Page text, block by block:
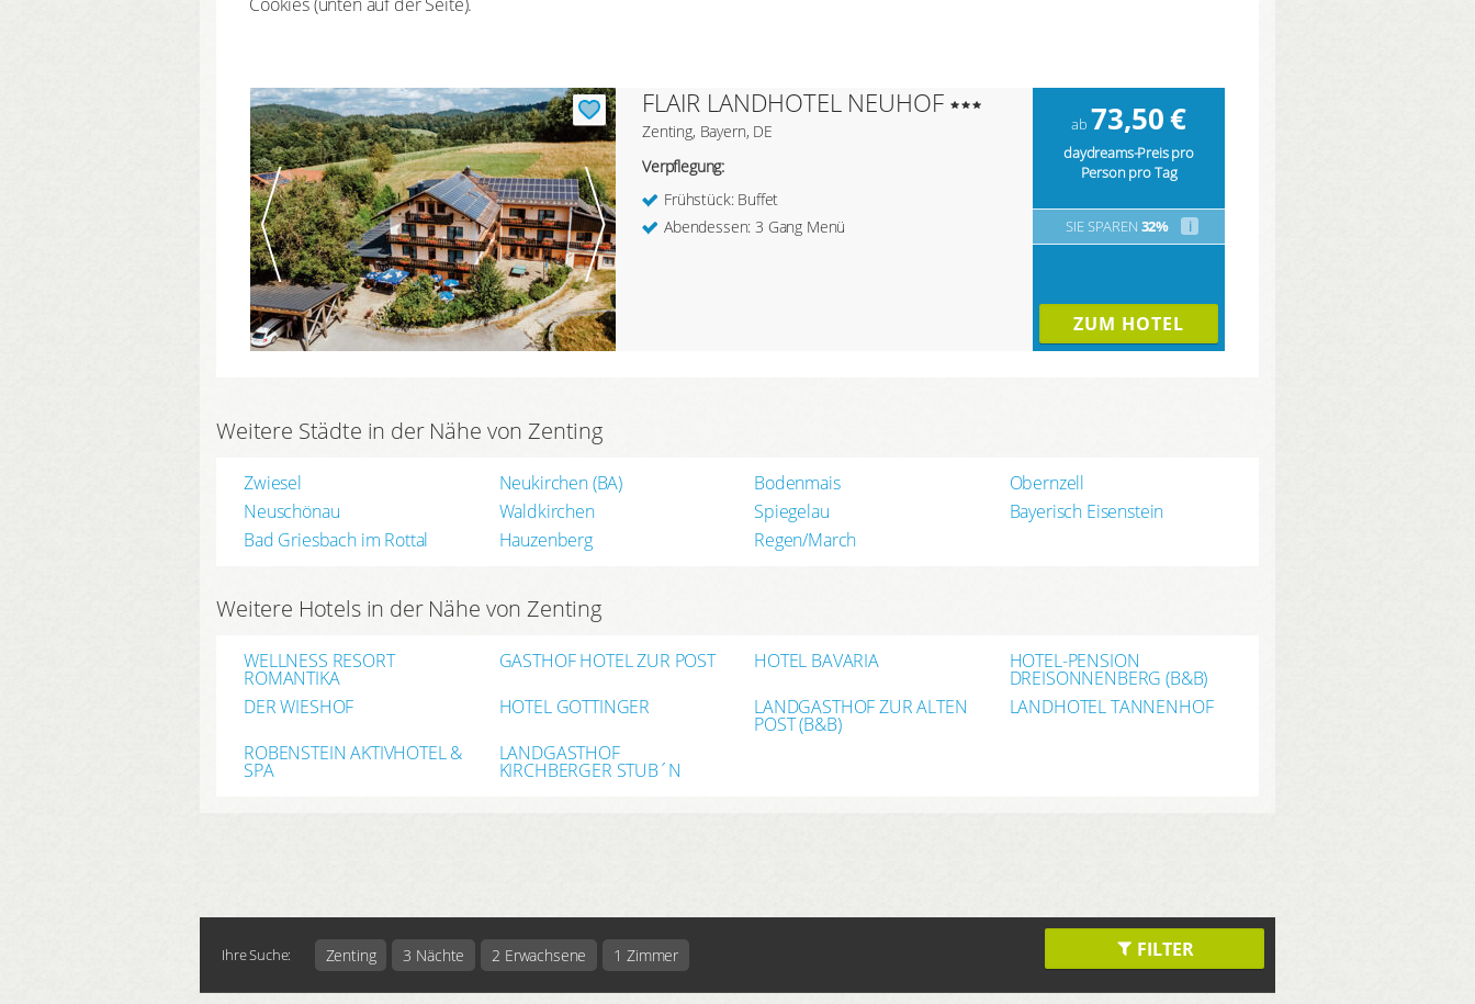
FLAIR LANDHOTEL NEUHOF
Zenting, Bayern, DE
Verpflegung:
Frühstück: Buffet
Abendessen: 3 Gang Menü
ab 73,50€
daydreams-Preis pro
Person pro Tag
SIE SPAREN 32% i
ZUM HOTEL
Weitere Städte in der Nähe von Zenting
Zwiesel Neukirchen (BA) Bodenmais
Obernzell
Neuschönau
Waldkirchen Spiegelau
Bayerisch Eisenstein
Bad Griesbach im Rottal
Hauzenberg Regen/March
Weitere Hotels in der Nähe von Zenting
WELLNESS RESORT
ROMANTIKA
GASTHOF HOTEL ZUR POST HOTEL BAVARIA HOTEL-PENSION
DREISONNENBERG (B&B)
DER WIESHOF
HOTEL GOTTINGER LANDGASTHOF ZUR ALTEN
POST (B&B)
LANDHOTEL TANNENHOF
ROBENSTEIN AKTIVHOTEL &
SPA
LANDGASTHOF
KIRCHBERGER STUB´N
FILTER
Ihre Suche: Zenting 3 Nächte 2 Erwachsene 1 Zimmer